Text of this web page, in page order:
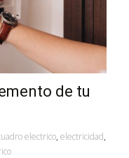
de tu
electrico, electricidad,